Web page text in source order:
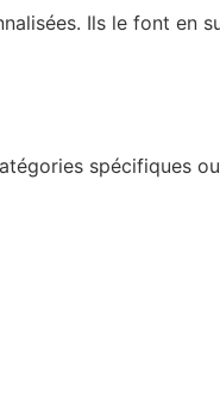
Ils le font en
spécifiques